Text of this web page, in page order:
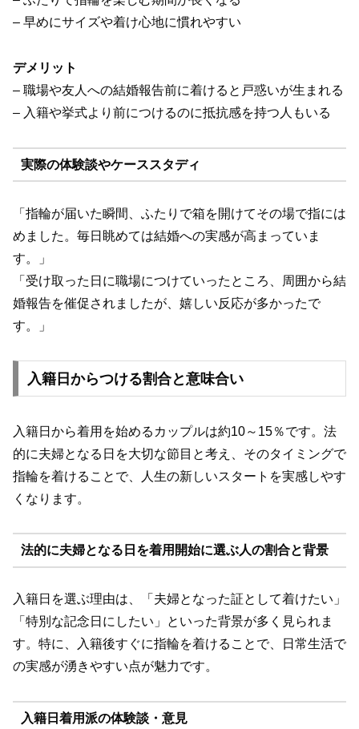
– 早めにサイズや着け心地に慣れやすい
デメリット
– 職場や友人への結婚報告前に着けると戸惑いが生まれる
– 入籍や挙式より前につけるのに抵抗感を持つ人もいる
実際の体験談やケーススタディ
「指輪が届いた瞬間、ふたりで箱を開けてその場で指には
めました。毎日眺めては結婚への実感が高まっていま
す。」
「受け取った日に職場につけていったところ、周囲から結
婚報告を催促されましたが、嬉しい反応が多かったで
す。」
入籍日からつける割合と意味合い
入籍日から着用を始めるカップルは約10～15％です。法
的に夫婦となる日を大切な節目と考え、そのタイミングで
指輪を着けることで、人生の新しいスタートを実感しやす
くなります。
法的に夫婦となる日を着用開始に選ぶ人の割合と背景
入籍日を選ぶ理由は、「夫婦となった証として着けたい」
「特別な記念日にしたい」といった背景が多く見られま
す。特に、入籍後すぐに指輪を着けることで、日常生活で
の実感が湧きやすい点が魅力です。
入籍日着用派の体験談・意見